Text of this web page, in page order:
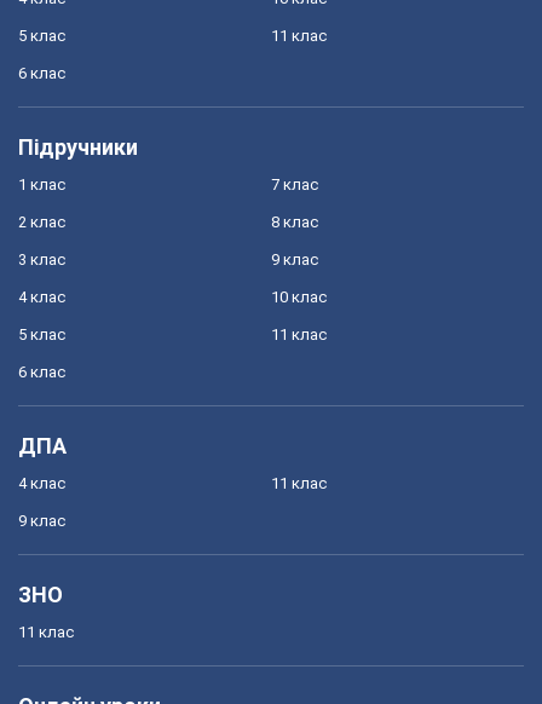
5 клас
6 клас
11 клас
Підручники
1 клас
2 клас
3 клас
4 клас
5 клас
6 клас
7 клас
8 клас
9 клас
10 клас
11 клас
ДПА
4 клас
9 клас
11 клас
ЗНО
11 клас